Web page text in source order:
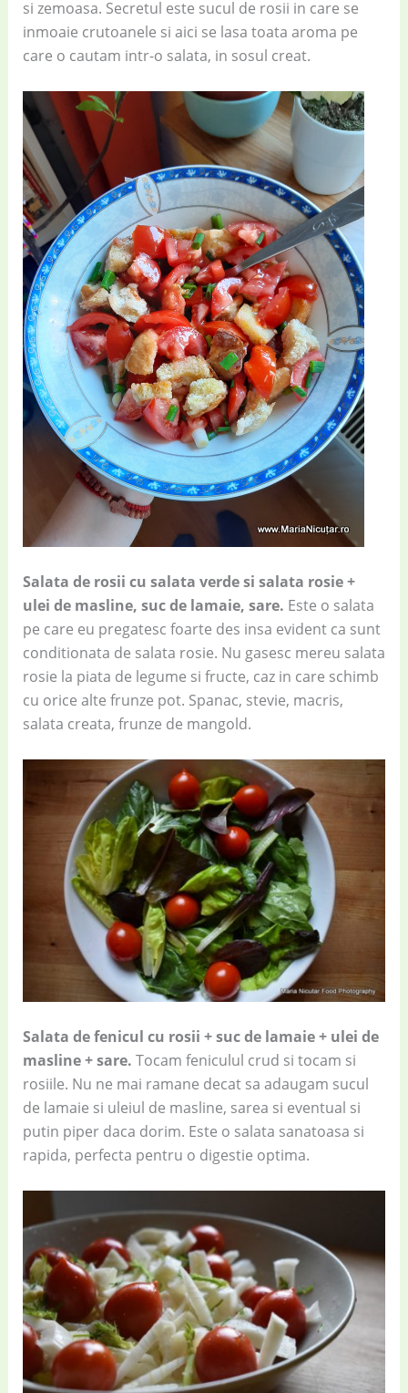
si zemoasa. Secretul este sucul de rosii in care se
inmoaie crutoanele si aici se lasa toata aroma pe
care o cautam intr-o salata, in sosul creat.
Salata de rosii cu salata verde si salata rosie +
ulei de masline, suc de lamaie, sare. Este o salata
pe care eu pregatesc foarte des insa evident ca sunt
conditionata de salata rosie. Nu gasesc mereu salata
rosie la piata de legume si fructe, caz in care schimb
cu orice alte frunze pot. Spanac, stevie, macris,
salata creata, frunze de mangold.
Salata de fenicul cu rosii + suc de lamaie + ulei de
masline + sare. Tocam feniculul crud si tocam si
rosiile. Nu ne mai ramane decat sa adaugam sucul
de lamaie si uleiul de masline, sarea si eventual si
putin piper daca dorim. Este o salata sanatoasa si
rapida, perfecta pentru o digestie optima.